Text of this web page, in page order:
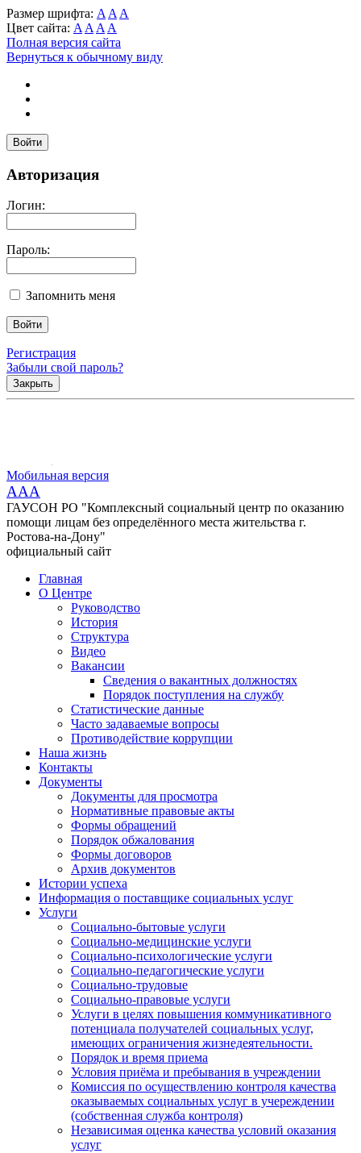
Размер шрифта: A A A
Цвет сайта: A A A A
Полная версия сайта
Вернуться к обычному виду
Войти
Авторизация
Логин:
Пароль:
Запомнить меня
Регистрация
Забыли свой пароль?
Закрыть
Мобильная версия
AAA
ГАУСОН РО "Комплексный социальный центр по оказанию
помощи лицам без определённого места жительства г.
Ростова-на-Дону"
официальный сайт
Главная
О Центре
Руководство
История
Структура
Видео
Вакансии
Сведения о вакантных должностях
Порядок поступления на службу
Статистические данные
Часто задаваемые вопросы
Противодействие коррупции
Наша жизнь
Контакты
Документы
Документы для просмотра
Нормативные правовые акты
Формы обращений
Порядок обжалования
Формы договоров
Архив документов
Истории успеха
Информация о поставщике социальных услуг
Услуги
Социально-бытовые услуги
Социально-медицинские услуги
Социально-психологические услуги
Социально-педагогические услуги
Социально-трудовые
Социально-правовые услуги
Услуги в целях повышения коммуникативного
потенциала получателей социальных услуг,
имеющих ограничения жизнедеятельности.
Порядок и время приема
Условия приёма и пребывания в учреждении
Комиссия по осуществлению контроля качества
оказываемых социальных услуг в учереждении
(собственная служба контроля)
Независимая оценка качества условий оказания
услуг